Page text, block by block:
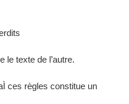
le texte de l’autre.
ces règles constitue un